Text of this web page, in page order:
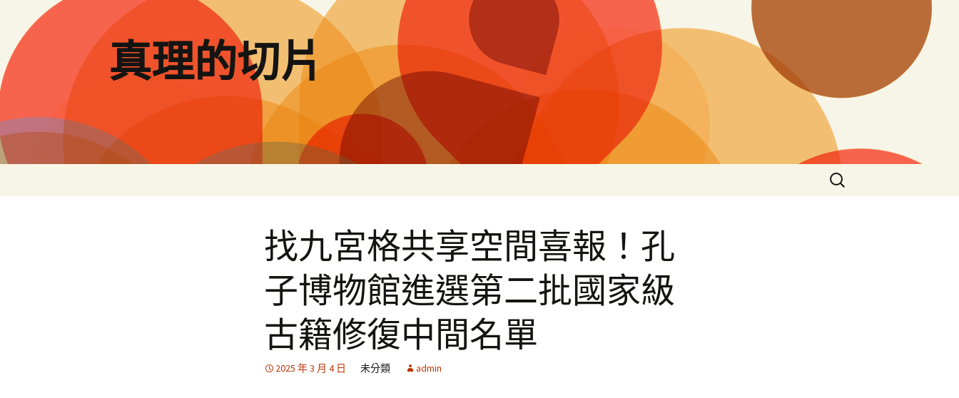
要
內
容
真理的切片
搜
尋
找九宮格共享空間喜報！孔
子博物館進選第二批國家級
古籍修復中間名單
2025 年 3 月 4 日 未分類 admin